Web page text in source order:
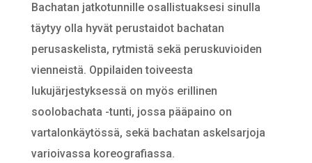
Bachatan jatkotunnille osallistuaksesi sinulla
täytyy olla hyvät perustaidot bachatan
perusaskelista, rytmistä sekä peruskuvioiden
vienneistä. Oppilaiden toiveesta
lukujärjestyksessä on myös erillinen
soolobachata -tunti, jossa pääpaino on
vartalonkäytössä, sekä bachatan askelsarjoja
varioivassa koreografiassa.